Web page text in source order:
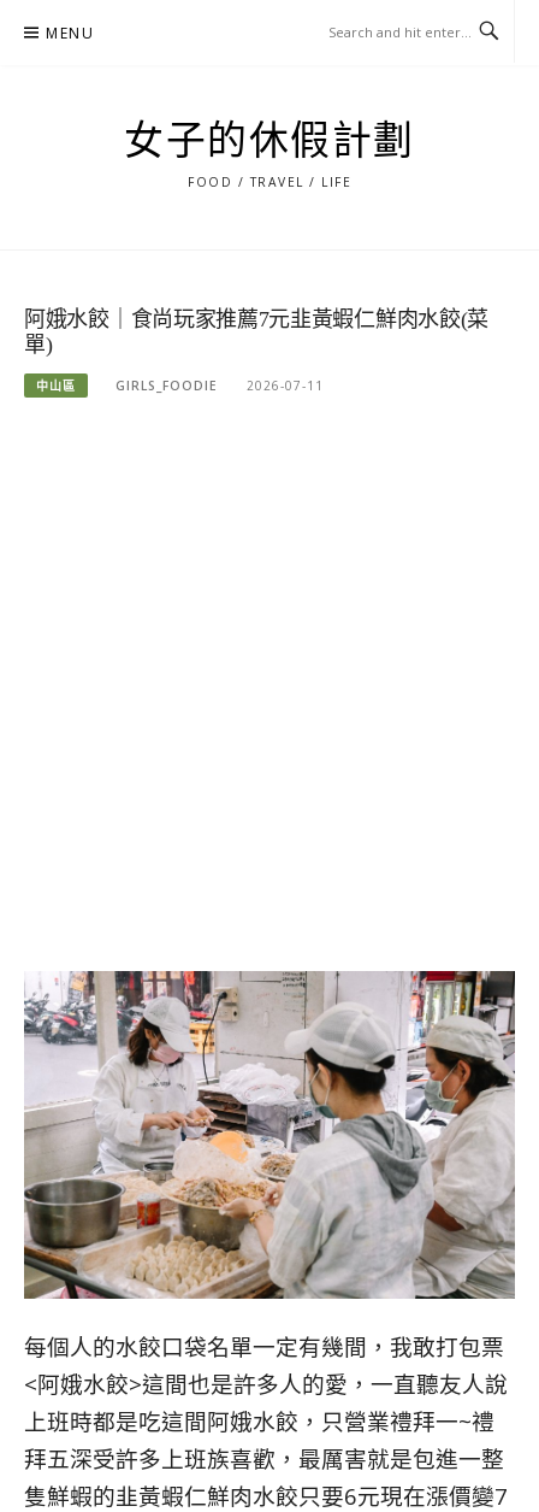
MENU
女子的休假計劃
FOOD / TRAVEL / LIFE
阿娥水餃｜食尚玩家推薦7元韭黃蝦仁鮮肉水餃(菜
單)
中山區 GIRLS_FOODIE 2026-07-11
每個人的水餃口袋名單一定有幾間，我敢打包票
<阿娥水餃>這間也是許多人的愛，一直聽友人說
上班時都是吃這間阿娥水餃，只營業禮拜一~禮
拜五深受許多上班族喜歡，最厲害就是包進一整
隻鮮蝦的韭黃蝦仁鮮肉水餃只要6元現在漲價變7